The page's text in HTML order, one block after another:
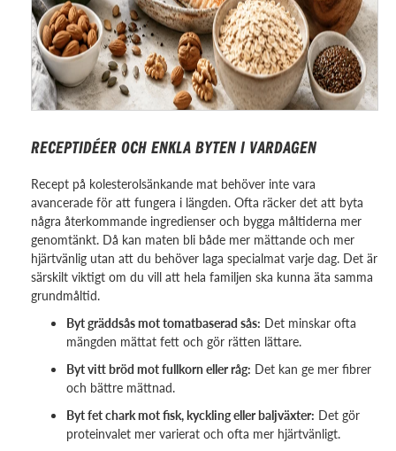
RECEPTIDÉER OCH ENKLA BYTEN I VARDAGEN
Recept på kolesterolsänkande mat behöver inte vara
avancerade för att fungera i längden. Ofta räcker det att byta
några återkommande ingredienser och bygga måltiderna mer
genomtänkt. Då kan maten bli både mer mättande och mer
hjärtvänlig utan att du behöver laga specialmat varje dag. Det är
särskilt viktigt om du vill att hela familjen ska kunna äta samma
grundmåltid.
Byt gräddsås mot tomatbaserad sås: Det minskar ofta
mängden mättat fett och gör rätten lättare.
Byt vitt bröd mot fullkorn eller råg: Det kan ge mer fibrer
och bättre mättnad.
Byt fet chark mot fisk, kyckling eller baljväxter: Det gör
proteinvalet mer varierat och ofta mer hjärtvänligt.